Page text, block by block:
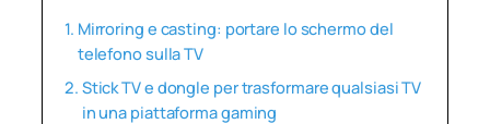
Mirroring e casting: portare lo schermo del
telefono sulla TV
Stick TV e dongle per trasformare qualsiasi TV
in una piattaforma gaming